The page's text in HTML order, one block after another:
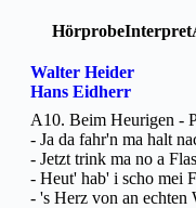
HörprobeInterpret
Walter Heider
Hans Eidherr
A10. Beim Heurigen -
- Ja da fahr'n ma halt
- Jetzt trink ma no a
- Heut' hab' i scho mei
- 's Herz von an echten